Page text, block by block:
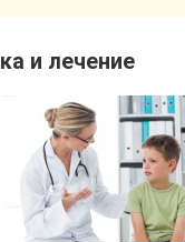
и лечение